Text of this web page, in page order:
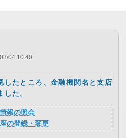
04 10:40
したところ、金融機関名と支店
した。
報の照会
の登録・変更